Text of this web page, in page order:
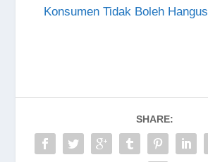
Konsumen Tidak Boleh Hangus
SHARE: